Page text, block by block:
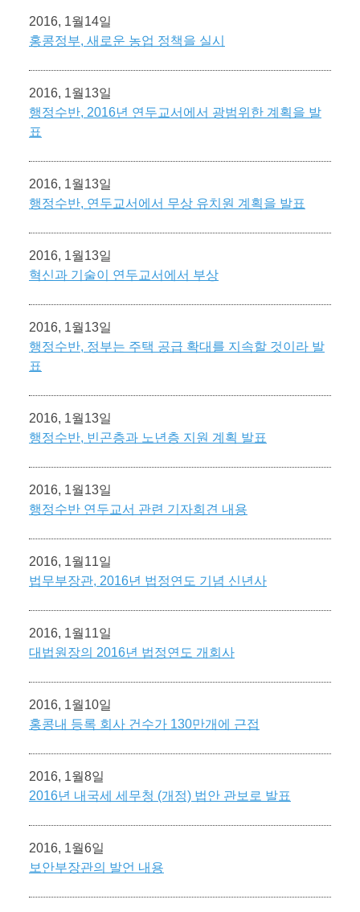
2016, 1월14일
홍콩정부, 새로운 농업 정책을 실시
2016, 1월13일
행정수반, 2016년 연두교서에서 광범위한 계획을 발
표
2016, 1월13일
행정수반, 연두교서에서 무상 유치원 계획을 발표
2016, 1월13일
혁신과 기술이 연두교서에서 부상
2016, 1월13일
행정수반, 정부는 주택 공급 확대를 지속할 것이라 발
표
2016, 1월13일
행정수반, 빈곤층과 노년층 지원 계획 발표
2016, 1월13일
행정수반 연두교서 관련 기자회견 내용
2016, 1월11일
법무부장관, 2016년 법정연도 기념 신년사
2016, 1월11일
대법원장의 2016년 법정연도 개회사
2016, 1월10일
홍콩내 등록 회사 건수가 130만개에 근접
2016, 1월8일
2016년 내국세 세무청 (개정) 법안 관보로 발표
2016, 1월6일
보안부장관의 발언 내용